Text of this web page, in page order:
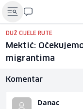
DUŽ CIJELE RUTE
Mektić:
migrantima
Komentar
Danac